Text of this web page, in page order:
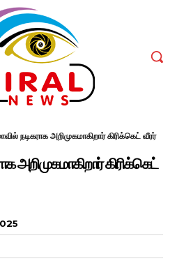
நடிகராக அறிமுகமாகிறார் கிரிக்கெட் வீரர்
அறிமுகமாகிறார் கிரிக்கெட்